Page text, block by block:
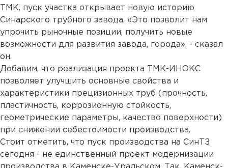
ТМК, пуск участка открывает новую историю
Синарского трубного завода. «Это позволит нам
упрочить рыночные позиции, получить новые
возможности для развития завода, города», - сказал
он.
Добавим, что реализация проекта ТМК-ИНОКС
позволяет улучшить основные свойства и
характеристики прецизионных труб (прочность,
пластичность, коррозионную стойкость,
геометрические параметры, качество поверхности)
при снижении себестоимости производства.
Стоит отметить, что пуск производства на СинТЗ
сегодня - не единственный проект модернизации